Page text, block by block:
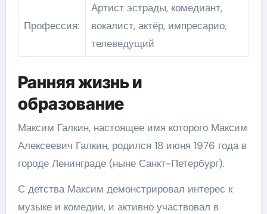
Профессия:
Артист эстрады, комедиант,
вокалист, актёр, импресарио,
телеведущий
Ранняя жизнь и
образование
Максим Галкин, настоящее имя которого Максим
Алексеевич Галкин, родился 18 июня 1976 года в
городе Ленинграде (ныне Санкт-Петербург).
С детства Максим демонстрировал интерес к
музыке и комедии, и активно участвовал в